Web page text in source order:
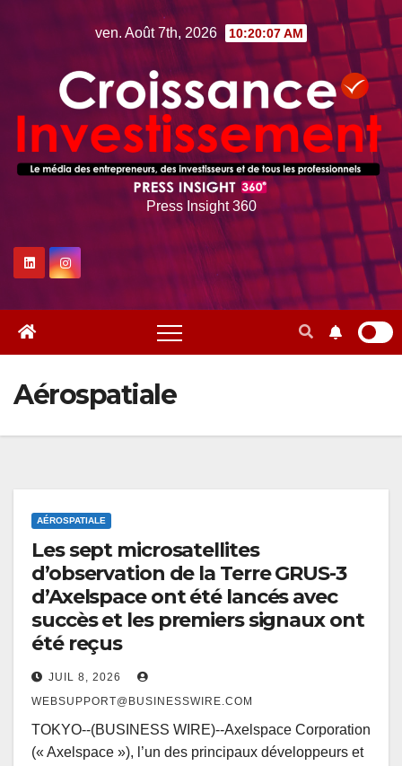
ven. Août 7th, 2026 10:20:09 AM
Press Insight 360
Aérospatiale
AÉROSPATIALE
Les sept microsatellites
d’observation de la Terre GRUS-3
d’Axelspace ont été lancés avec
succès et les premiers signaux ont
été reçus
JUIL 8, 2026
WEBSUPPORT@BUSINESSWIRE.COM
TOKYO--(BUSINESS WIRE)--Axelspace Corporation
(« Axelspace »), l’un des principaux développeurs et